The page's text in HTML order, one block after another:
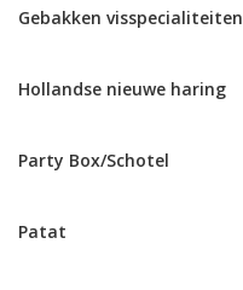
Gebakken visspecialiteiten
Hollandse nieuwe haring
Party Box/Schotel
Patat